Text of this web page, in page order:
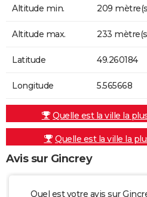
Altitude min. 209
Altitude max. 233
Latitude 49.260184
Longitude 5.565668
Quelle est la ville la
Quelle est la ville la
Avis sur Gincrey
Quel est votre avis sur